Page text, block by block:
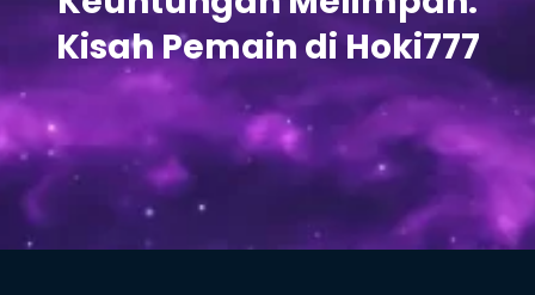
Kisah Pemain di Hoki777